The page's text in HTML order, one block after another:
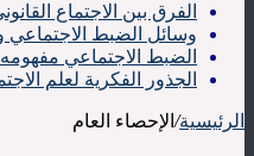
الفرق بين الاجتماع
وسائل الضبط الاجتماعي
الضبط الاجتماعي
الجذور الفكرية لعلم
الرئيسية/ الإحصاء العام